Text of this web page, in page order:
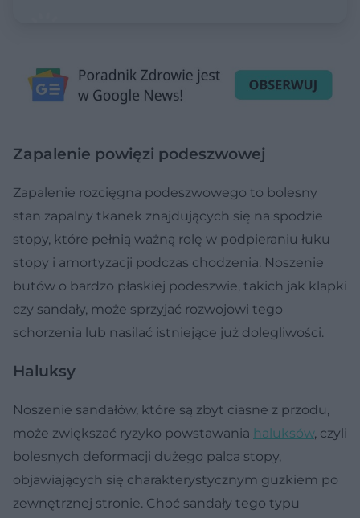
Zapalenie powięzi podeszwowej
Zapalenie rozcięgna podeszwowego to bolesny
stan zapalny tkanek znajdujących się na spodzie
stopy, które pełnią ważną rolę w podpieraniu łuku
stopy i amortyzacji podczas chodzenia. Noszenie
butów o bardzo płaskiej podeszwie, takich jak klapki
czy sandały, może sprzyjać rozwojowi tego
schorzenia lub nasilać istniejące już dolegliwości.
Haluksy
Noszenie sandałów, które są zbyt ciasne z przodu,
może zwiększać ryzyko powstawania haluksów, czyli
bolesnych deformacji dużego palca stopy,
objawiających się charakterystycznym guzkiem po
zewnętrznej stronie. Choć sandały tego typu